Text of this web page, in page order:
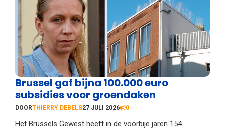
Brussel gaf bijna 100.000 euro
subsidies voor groendaken
DOORTHIERRY DEBELS27 JULI 2026 0
Het Brussels Gewest heeft in de voorbije jaren 154